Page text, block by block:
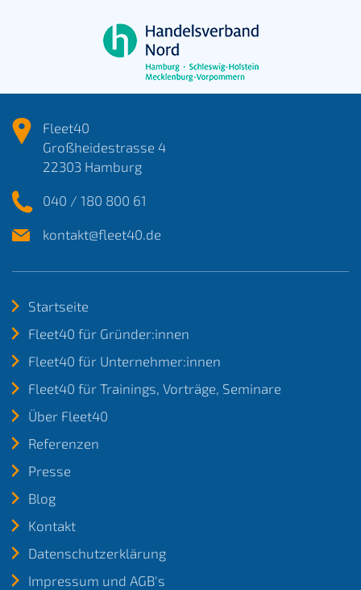
Fleet40
Großheidestrasse 4
22303 Hamburg
040 / 180 800 61
kontakt@fleet40.de
Startseite
Fleet40 für Gründer:innen
Fleet40 für Unternehmer:innen
Fleet40 für Trainings, Vorträge, Seminare
Über Fleet40
Referenzen
Presse
Blog
Kontakt
Datenschutzerklärung
Impressum und AGB's